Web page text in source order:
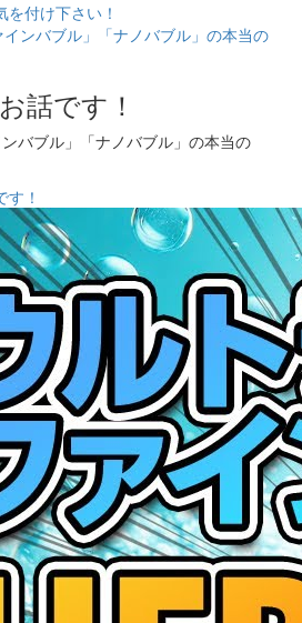
付け下さい！
話です！
ンバブル」「ナノバブル」の本当の
！